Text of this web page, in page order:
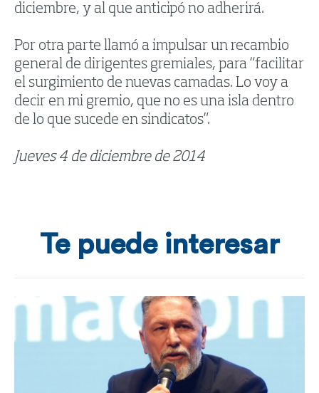
diciembre, y al que anticipó no adherirá.
Por otra parte llamó a impulsar un recambio
general de dirigentes gremiales, para “facilitar
el surgimiento de nuevas camadas. Lo voy a
decir en mi gremio, que no es una isla dentro
de lo que sucede en sindicatos”.
Jueves 4 de diciembre de 2014
Te puede interesar